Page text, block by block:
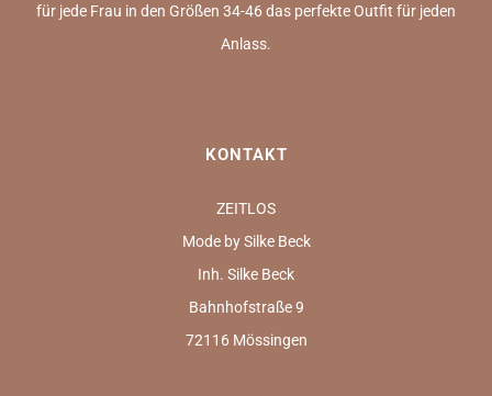
für jede Frau in den Größen 34-46 das perfekte Outfit für jeden
Anlass.
KONTAKT
ZEITLOS
Mode by Silke Beck
Inh. Silke Beck
Bahnhofstraße 9
72116 Mössingen